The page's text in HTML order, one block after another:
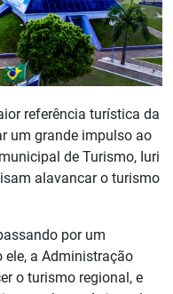
referência turística da
um grande impulso ao
de Turismo, Iuri
alavancar o turismo
por um
a Administração
o turismo regional, e